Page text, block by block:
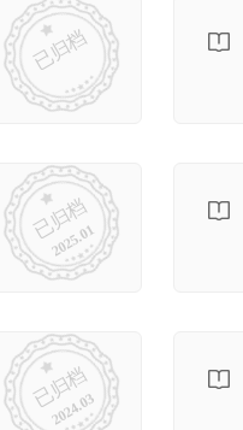
已归档
已归档
2025.01
已归档
2024.03